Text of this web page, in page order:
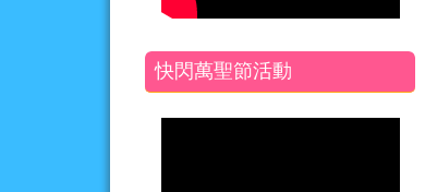
快閃萬聖節活動